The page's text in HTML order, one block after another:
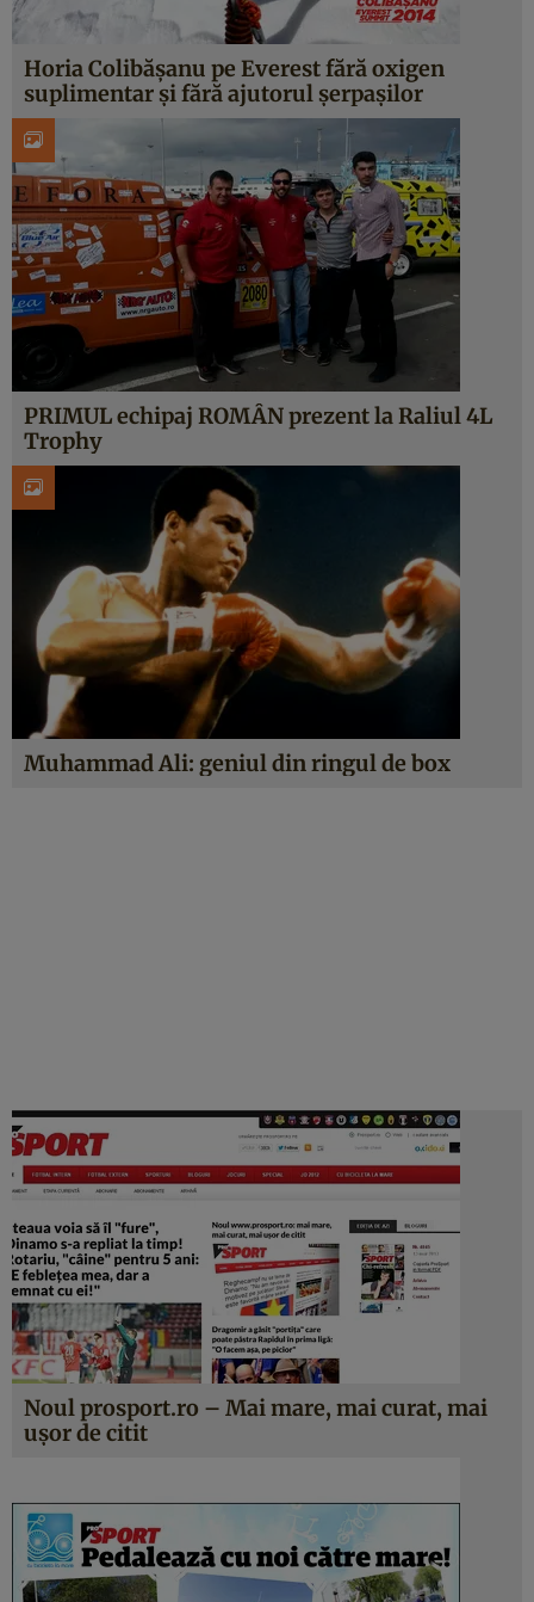
Horia Colibăşanu pe Everest fără oxigen
suplimentar şi fără ajutorul şerpaşilor
PRIMUL echipaj ROMÂN prezent la Raliul 4L
Trophy
Muhammad Ali: geniul din ringul de box
Noul prosport.ro – Mai mare, mai curat, mai
uşor de citit